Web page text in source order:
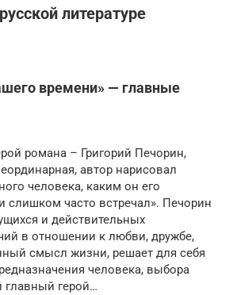
литературе
времени» — главные
романа – Григорий Печорин,
автор нарисовал
человека, каким он его
слишком часто встречал». Печорин
и действительных
в отношении к любви, дружбе,
смысл жизни, решает для себя
человека, выбора
главный герой…